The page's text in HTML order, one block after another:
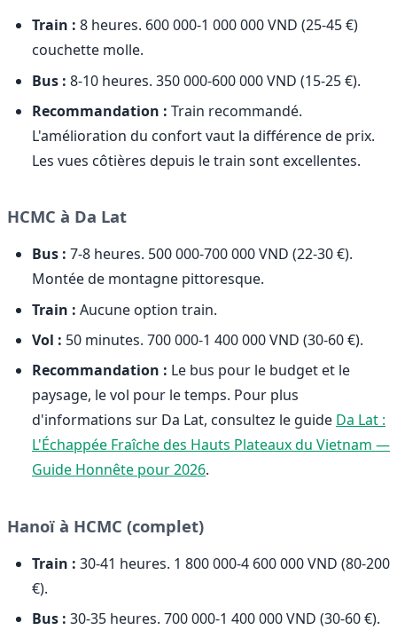
Train : 8 heures. 600 000-1 000 000 VND (25-45 €)
couchette molle.
Bus : 8-10 heures. 350 000-600 000 VND (15-25 €).
Recommandation : Train recommandé.
L'amélioration du confort vaut la différence de prix.
Les vues côtières depuis le train sont excellentes.
HCMC à Da Lat
Bus : 7-8 heures. 500 000-700 000 VND (22-30 €).
Montée de montagne pittoresque.
Train : Aucune option train.
Vol : 50 minutes. 700 000-1 400 000 VND (30-60 €).
Recommandation : Le bus pour le budget et le
paysage, le vol pour le temps. Pour plus
d'informations sur Da Lat, consultez le guide Da Lat :
L'Échappée Fraîche des Hauts Plateaux du Vietnam —
Guide Honnête pour 2026.
Hanoï à HCMC (complet)
Train : 30-41 heures. 1 800 000-4 600 000 VND (80-200
€).
Bus : 30-35 heures. 700 000-1 400 000 VND (30-60 €).